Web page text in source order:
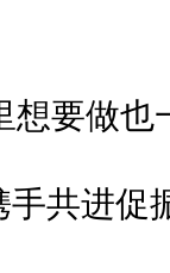
要做也
共进促